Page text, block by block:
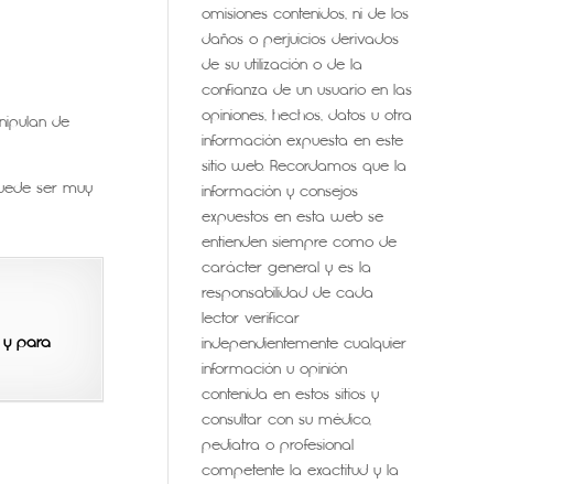
de
ser muy
y para
omisiones contenidos, ni de los
daños o perjuicios derivados
de su utilización o de la
confianza de un usuario en las
opiniones, hechos, datos u otra
información expuesta en este
sitio web. Recordamos que la
información y consejos
expuestos en esta web se
entienden siempre como de
carácter general y es la
responsabilidad de cada
lector verificar
independientemente cualquier
información u opinión
contenida en estos sitios y
consultar con su médico,
pediatra o profesional
competente la exactitud y la